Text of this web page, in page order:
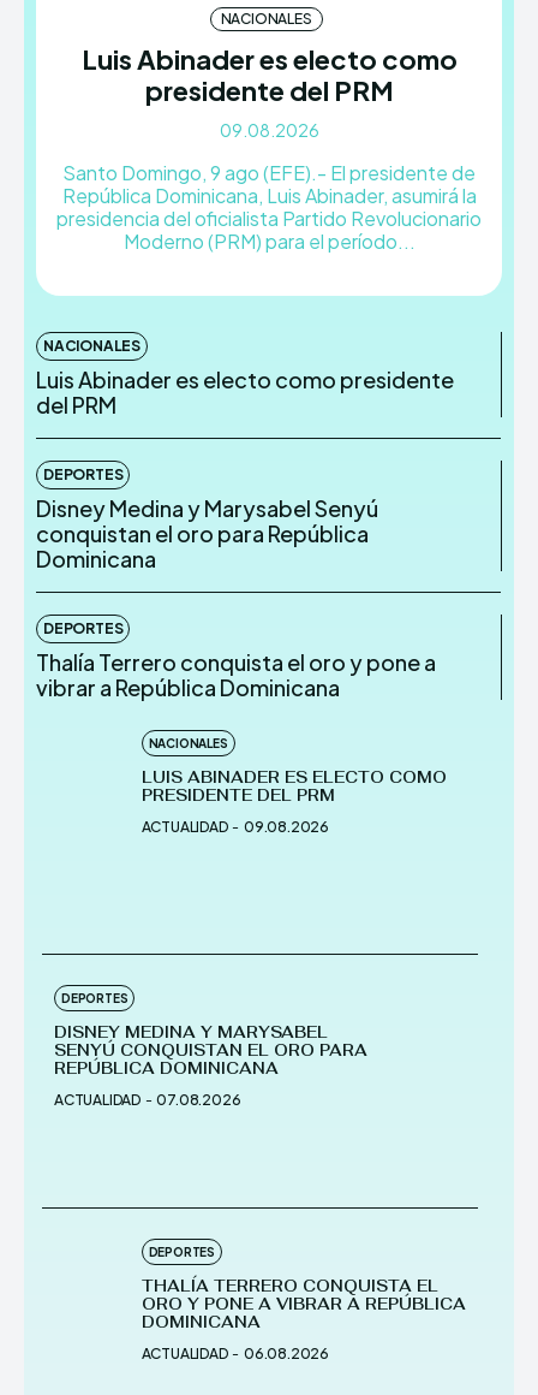
TERMS & CONDITIONS
DMCA ABOUT US
EchoVerse
TERMS & CONDITIONS
DMCA ABOUT US
EchoVerse
NACIONALES
Luis Abinader es electo como
presidente del PRM
09.08.2026
Santo Domingo, 9 ago (EFE).- El presidente de
República Dominicana, Luis Abinader, asumirá la
presidencia del oficialista Partido Revolucionario
Moderno (PRM) para el período...
NACIONALES
Luis Abinader es electo como presidente
del PRM
DEPORTES
Disney Medina y Marysabel Senyú
conquistan el oro para República
Dominicana
DEPORTES
Thalía Terrero conquista el oro y pone a
vibrar a República Dominicana
NACIONALES
LUIS ABINADER ES ELECTO COMO
PRESIDENTE DEL PRM
ACTUALIDAD - 09.08.2026
DEPORTES
DISNEY MEDINA Y MARYSABEL
SENYÚ CONQUISTAN EL ORO PARA
REPÚBLICA DOMINICANA
ACTUALIDAD - 07.08.2026
DEPORTES
THALÍA TERRERO CONQUISTA EL
ORO Y PONE A VIBRAR A REPÚBLICA
DOMINICANA
ACTUALIDAD - 06.08.2026